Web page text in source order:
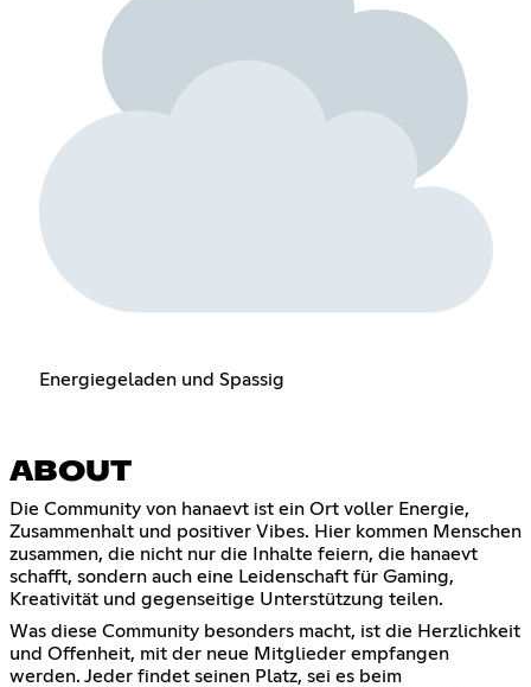
Energiegeladen und Spassig
ABOUT
Die Community von hanaevt ist ein Ort voller Energie,
Zusammenhalt und positiver Vibes. Hier kommen Menschen
zusammen, die nicht nur die Inhalte feiern, die hanaevt
schafft, sondern auch eine Leidenschaft für Gaming,
Kreativität und gegenseitige Unterstützung teilen.
Was diese Community besonders macht, ist die Herzlichkeit
und Offenheit, mit der neue Mitglieder empfangen
werden. Jeder findet seinen Platz, sei es beim